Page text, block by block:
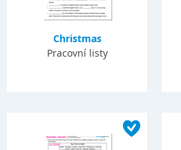
Christmas
Pracovní listy